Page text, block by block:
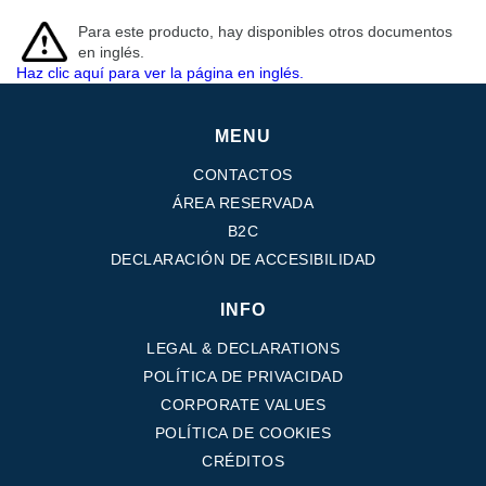
Para este producto, hay disponibles otros documentos
en inglés.
Haz clic aquí para ver la página en inglés.
MENU
CONTACTOS
ÁREA RESERVADA
B2C
DECLARACIÓN DE ACCESIBILIDAD
INFO
LEGAL & DECLARATIONS
POLÍTICA DE PRIVACIDAD
CORPORATE VALUES
POLÍTICA DE COOKIES
CRÉDITOS